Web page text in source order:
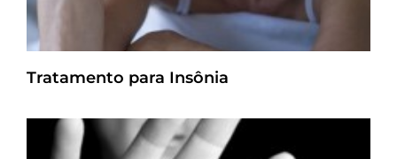
Tratamento para Insônia